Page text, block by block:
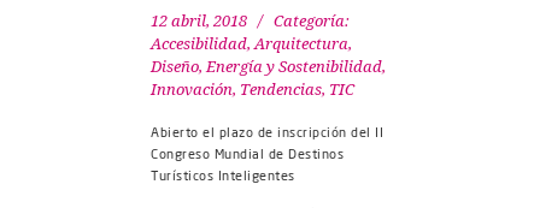
12 abril, 2018
Categoría:
Accesibilidad, Arquitectura,
Diseño, Energía y Sostenibilidad,
Innovación, Tendencias, TIC
Abierto el plazo de inscripción del II
Congreso Mundial de Destinos
Turísticos Inteligentes